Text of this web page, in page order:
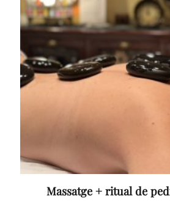
Massatge + ritual de